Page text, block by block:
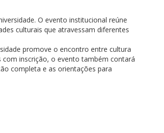
O evento institucional reúne
culturais que atravessam diferentes
promove o encontro entre cultura
com inscrição, o evento também contará
completa e as orientações para